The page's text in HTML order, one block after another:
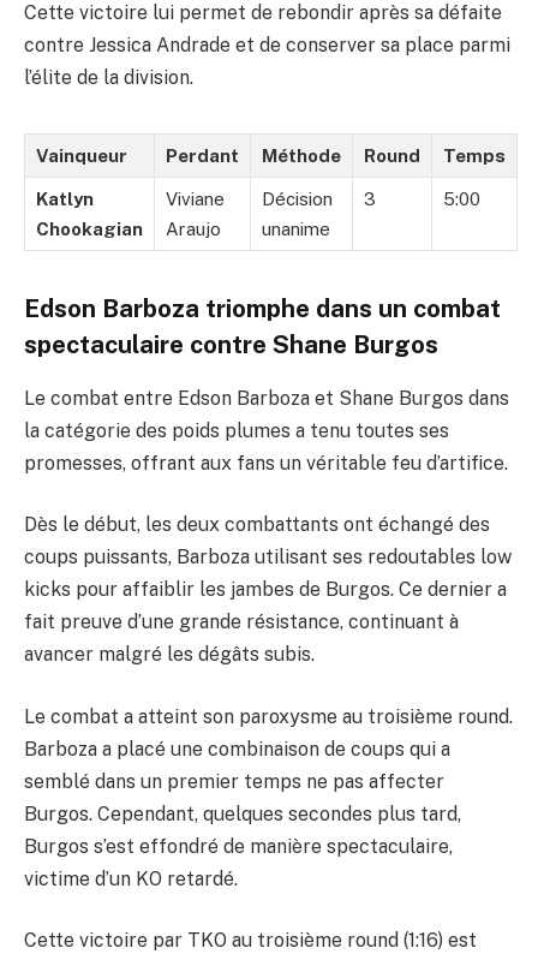
Cette victoire lui permet de rebondir après sa défaite
contre Jessica Andrade et de conserver sa place parmi
l’élite de la division.
Vainqueur Perdant Méthode Round Temps
Katlyn
Chookagian
Viviane
Araujo
Décision
unanime
3 5:00
Edson Barboza triomphe dans un combat
spectaculaire contre Shane Burgos
Le combat entre Edson Barboza et Shane Burgos dans
la catégorie des poids plumes a tenu toutes ses
promesses, offrant aux fans un véritable feu d’artifice.
Dès le début, les deux combattants ont échangé des
coups puissants, Barboza utilisant ses redoutables low
kicks pour affaiblir les jambes de Burgos. Ce dernier a
fait preuve d’une grande résistance, continuant à
avancer malgré les dégâts subis.
Le combat a atteint son paroxysme au troisième round.
Barboza a placé une combinaison de coups qui a
semblé dans un premier temps ne pas affecter
Burgos. Cependant, quelques secondes plus tard,
Burgos s’est effondré de manière spectaculaire,
victime d’un KO retardé.
Cette victoire par TKO au troisième round (1:16) est